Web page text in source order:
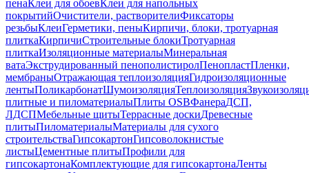
пенаКлеи для обоевКлеи для напольных
покрытийОчистители, растворителиФиксаторы
резьбыКлеиГерметики, пеныКирпичи, блоки, тротуарная
плиткаКирпичиСтроительные блокиТротуарная
плиткаИзоляционные материалыМинеральная
ватаЭкструдированный пенополистиролПенопластПленки,
мембраныОтражающая теплоизоляцияГидроизоляционные
лентыПоликарбонатШумоизоляцияТеплоизоляция
плитные и пиломатериалыПлиты OSBФанераДСП,
ЛДСПМебельные щитыТеррасные доскиДревесные
плитыПиломатериалыМатериалы для сухого
строительстваГипсокартонГипсоволокнистые
листыЦементные плитыПрофили для
гипсокартонаКомплектующие для гипсокартонаЛенты